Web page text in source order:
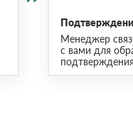
Менеджер
с вами для
подтверждения